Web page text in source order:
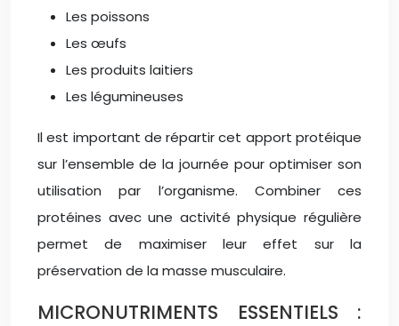
Les poissons
Les œufs
Les produits laitiers
Les légumineuses
Il est important de répartir cet apport protéique
sur l’ensemble de la journée pour optimiser son
utilisation par l’organisme. Combiner ces
protéines avec une activité physique régulière
permet de maximiser leur effet sur la
préservation de la masse musculaire.
MICRONUTRIMENTS ESSENTIELS :